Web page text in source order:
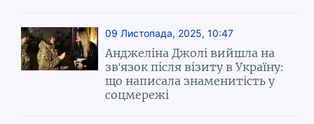
09 Листопада, 2025, 10:47
Анджеліна Джолі вийшла на
зв'язок після візиту в Україну:
що написала знаменитість у
соцмережі